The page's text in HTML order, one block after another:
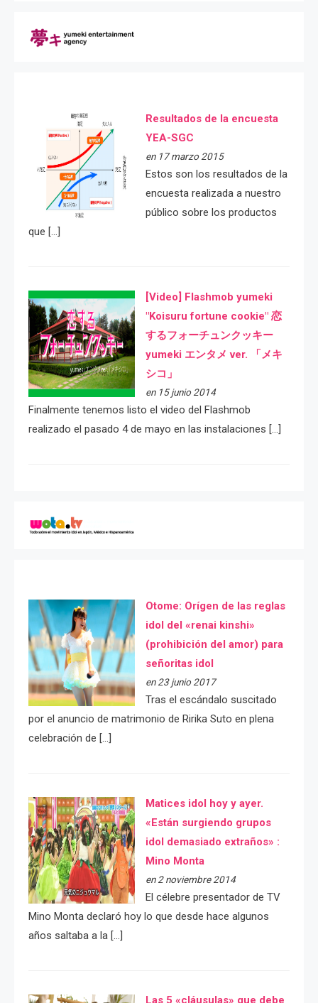
Resultados de la encuesta
YEA-SGC
en 17 marzo 2015
Estos son los resultados de la
encuesta realizada a nuestro
público sobre los productos
que […]
[Video] Flashmob yumeki
"Koisuru fortune cookie" 恋
するフォーチュンクッキー
yumeki エンタメ ver. 「メキ
シコ」
en 15 junio 2014
Finalmente tenemos listo el video del Flashmob
realizado el pasado 4 de mayo en las instalaciones […]
Otome: Orígen de las reglas
idol del «renai kinshi»
(prohibición del amor) para
señoritas idol
en 23 junio 2017
Tras el escándalo suscitado
por el anuncio de matrimonio de Ririka Suto en plena
celebración de […]
Matices idol hoy y ayer.
«Están surgiendo grupos
idol demasiado extraños» :
Mino Monta
en 2 noviembre 2014
El célebre presentador de TV
Mino Monta declaró hoy lo que desde hace algunos
años saltaba a la […]
Las 5 «cláusulas» que debe